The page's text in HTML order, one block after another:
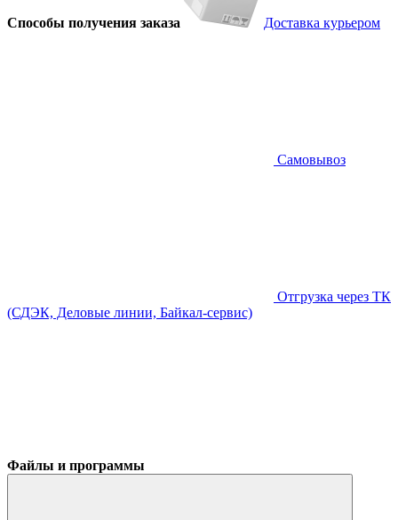
Способы получения заказа Доставка курьером
Самовывоз
Отгрузка через ТК
(СДЭК, Деловые линии, Байкал-сервис)
Файлы и программы